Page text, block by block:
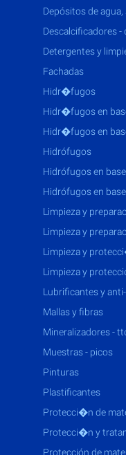
depósitos de
descalcificadores
detergentes y
fachadas
hidr�fugos
hidr�fugos en
hidr�fugos en
hidrófugos
hidrófugos en
hidrófugos en
limpieza y
limpieza y
limpieza y
limpieza y
lubrificantes y
mallas y fibras
mineralizadores -
muestras - picos
pinturas
plastificantes
protecci�n de
protecci�n y
protección de